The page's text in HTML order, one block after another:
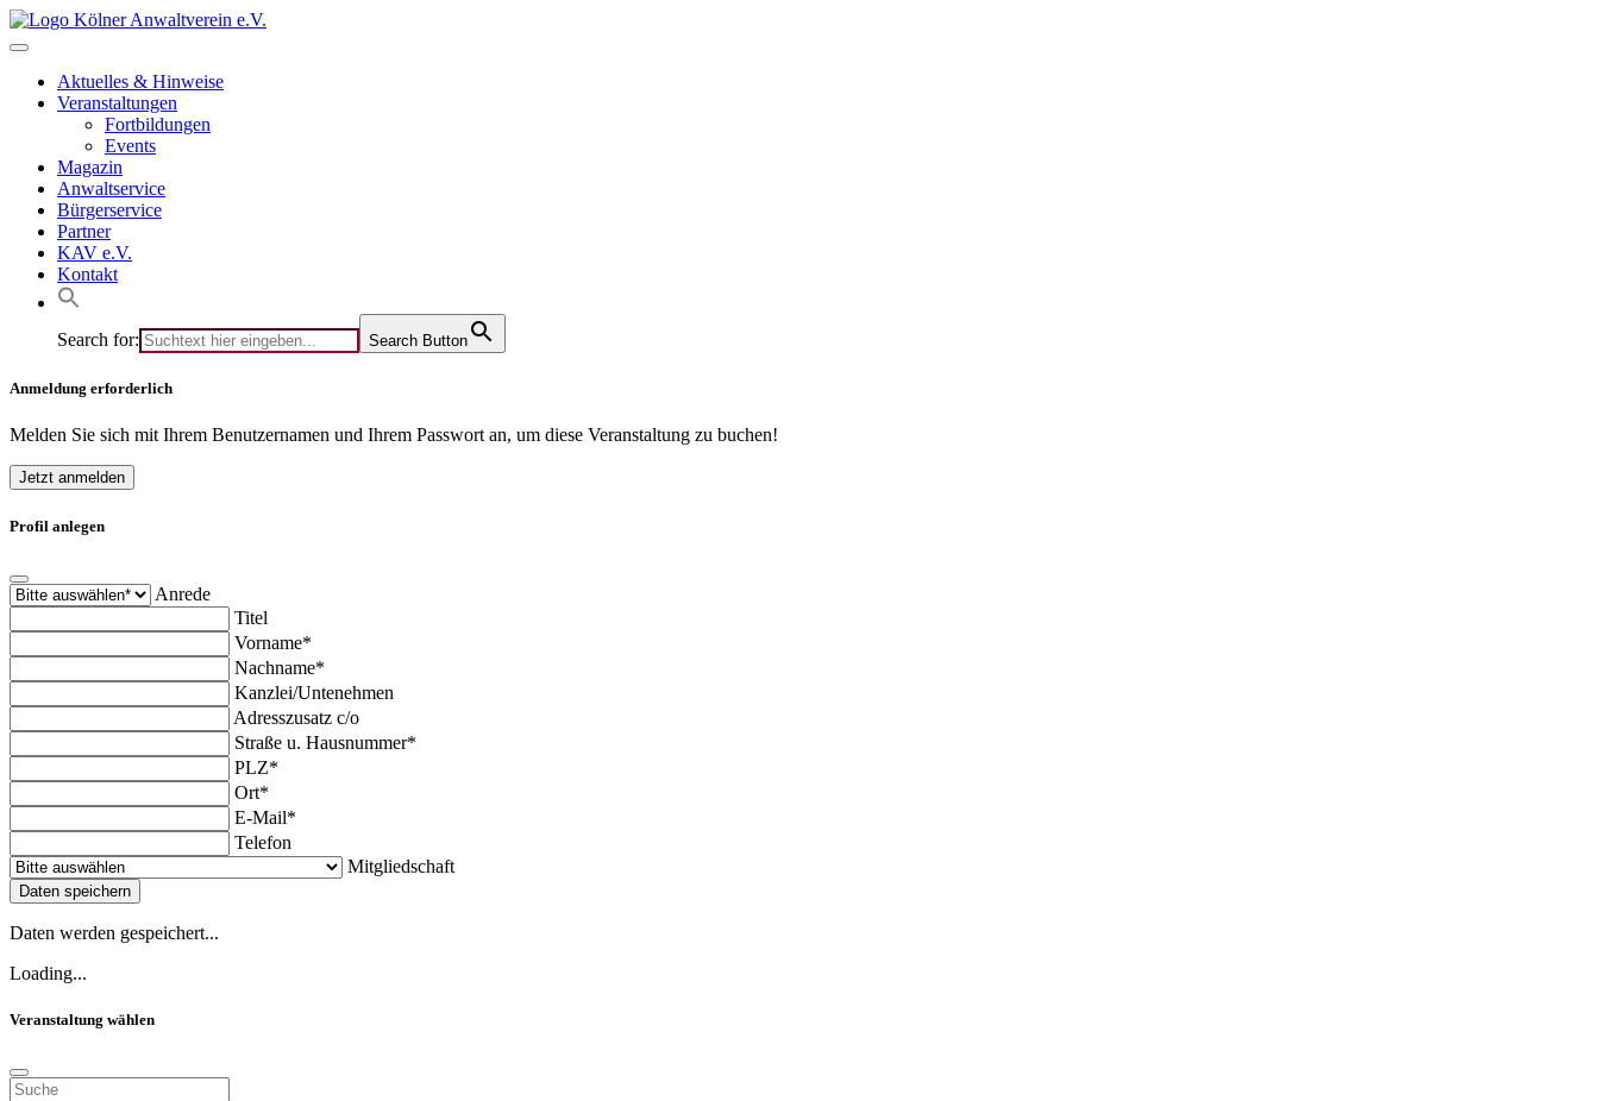
Skip
to
Aktuelles & Hinweise
Veranstaltungen
Fortbildungen
Events
Magazin
Anwaltservice
Bürgerservice
Partner
KAV e.V.
Kontakt
Search for: Search Button
Anmeldung erforderlich
Melden Sie sich mit Ihrem Benutzernamen und Ihrem Passwort an, um diese Veranstaltung zu buchen!
Jetzt anmelden
Profil anlegen
Anrede
Titel
Vorname*
Nachname*
Kanzlei/Untenehmen
Adresszusatz c/o
Straße u. Hausnummer*
PLZ*
Ort*
E-Mail*
Telefon
Mitgliedschaft
Daten speichern
Daten werden gespeichert...
Loading...
Veranstaltung wählen